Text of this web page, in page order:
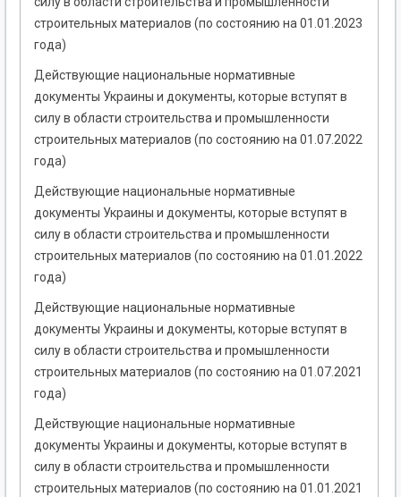
строительных материалов (по состоянию на 01.01.2023
года)
Действующие национальные нормативные
документы Украины и документы, которые вступят в
силу в области строительства и промышленности
строительных материалов (по состоянию на 01.07.2022
года)
Действующие национальные нормативные
документы Украины и документы, которые вступят в
силу в области строительства и промышленности
строительных материалов (по состоянию на 01.01.2022
года)
Действующие национальные нормативные
документы Украины и документы, которые вступят в
силу в области строительства и промышленности
строительных материалов (по состоянию на 01.07.2021
года)
Действующие национальные нормативные
документы Украины и документы, которые вступят в
силу в области строительства и промышленности
строительных материалов (по состоянию на 01.01.2021